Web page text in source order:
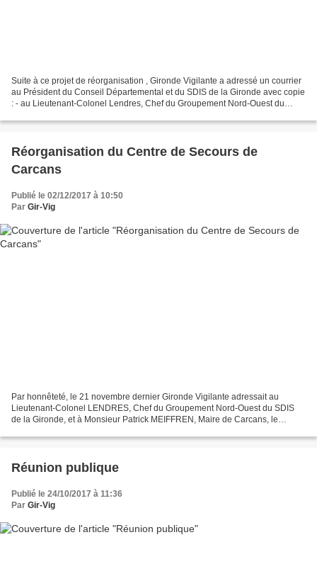
Suite à ce projet de réorganisation , Gironde Vigilante a adressé un courrier
au Président du Conseil Départemental et du SDIS de la Gironde avec copie
: - au Lieutenant-Colonel Lendres, Chef du Groupement Nord-Ouest du
Réorganisation du Centre de Secours de
Carcans
Publié le 02/12/2017 à 10:50
Par Gir-Vig
Par honnêteté, le 21 novembre dernier Gironde Vigilante adressait au
Lieutenant-Colonel LENDRES, Chef du Groupement Nord-Ouest du SDIS
de la Gironde, et à Monsieur Patrick MEIFFREN, Maire de Carcans, le
Réunion publique
Publié le 24/10/2017 à 11:36
Par Gir-Vig